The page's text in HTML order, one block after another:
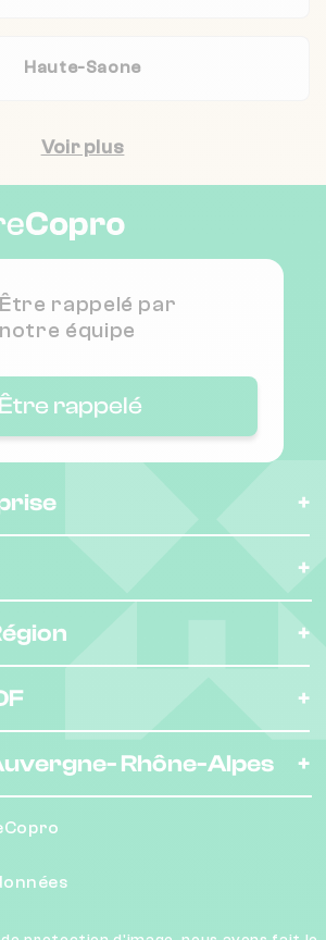
Haute-Saone
Voir plus
Être rappelé par
notre équipe
Être rappelé
Rhône-Alpes